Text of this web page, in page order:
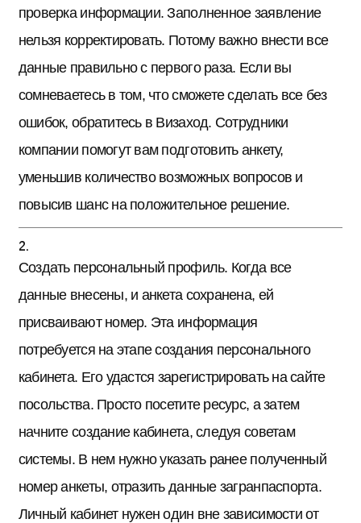
проверка информации. Заполненное заявление
нельзя корректировать. Потому важно внести все
данные правильно с первого раза. Если вы
сомневаетесь в том, что сможете сделать все без
ошибок, обратитесь в Визаход. Сотрудники
компании помогут вам подготовить анкету,
уменьшив количество возможных вопросов и
повысив шанс на положительное решение.
Создать персональный профиль. Когда все
данные внесены, и анкета сохранена, ей
присваивают номер. Эта информация
потребуется на этапе создания персонального
кабинета. Его удастся зарегистрировать на сайте
посольства. Просто посетите ресурс, а затем
начните создание кабинета, следуя советам
системы. В нем нужно указать ранее полученный
номер анкеты, отразить данные загранпаспорта.
Личный кабинет нужен один вне зависимости от